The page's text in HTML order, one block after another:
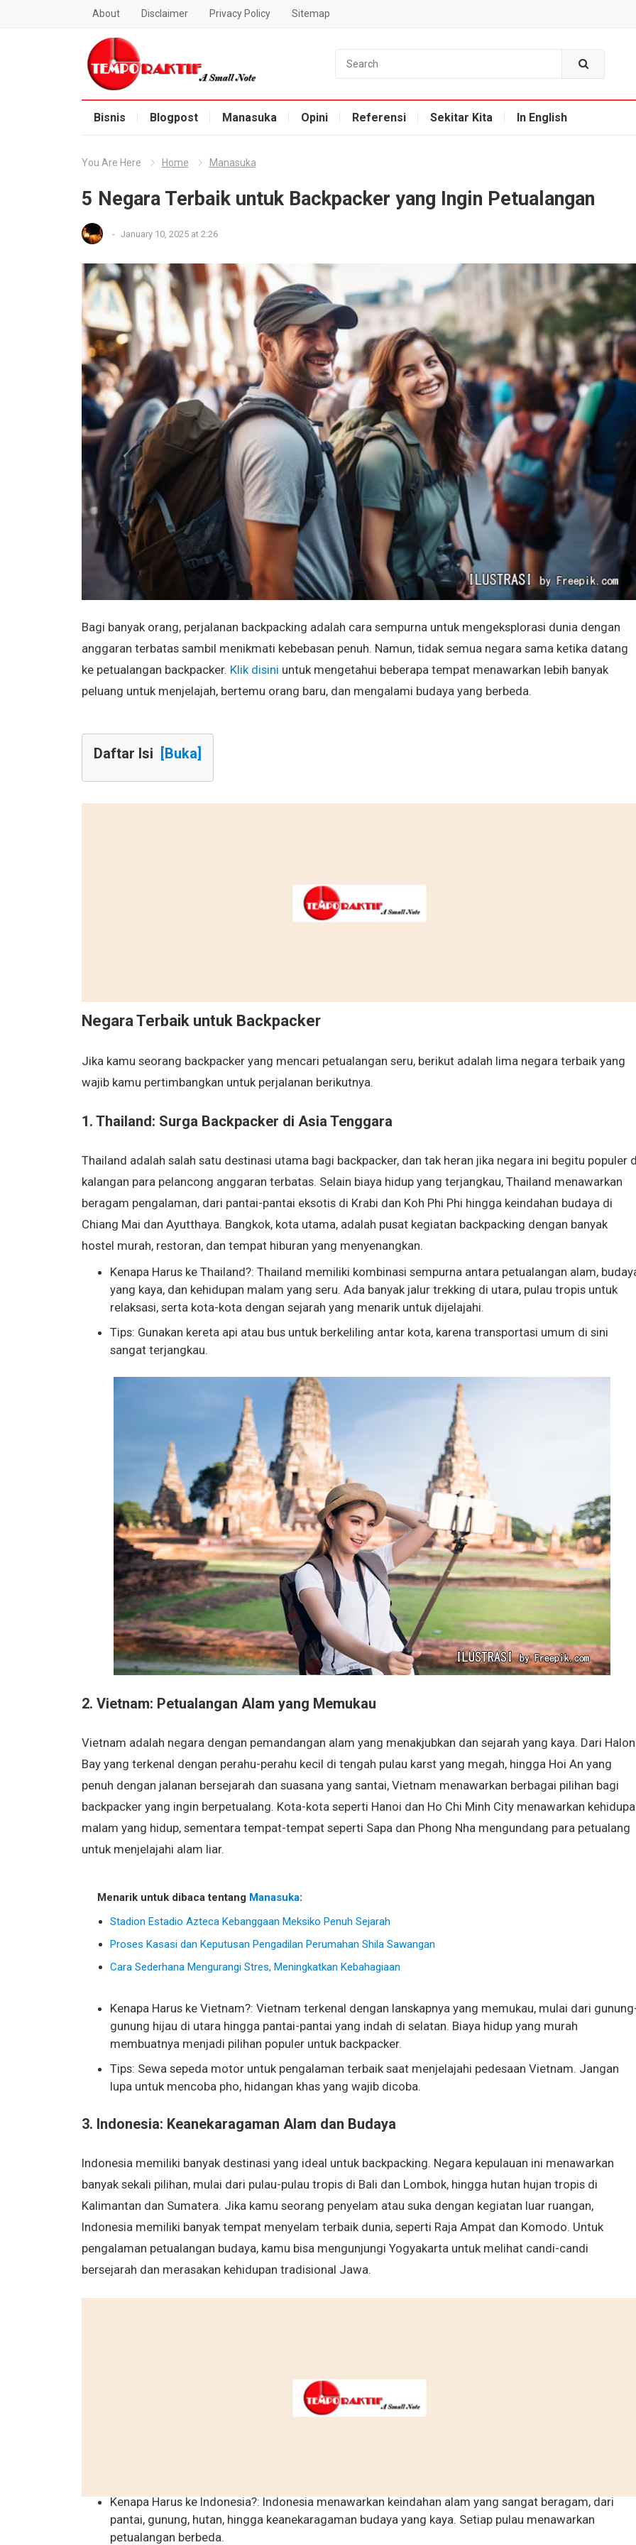
About Disclaimer Privacy Policy Sitemap
Blog Temporaktif
Bisnis
Blogpost Manasuka Opini Referensi Sekitar Kita In English
You Are Here Home Manasuka
5 Negara Terbaik untuk Backpacker yang Ingin Petualangan
- January 10, 2025 at 2:26
Bagi banyak orang, perjalanan backpacking adalah cara sempurna untuk mengeksplorasi dunia dengan
anggaran terbatas sambil menikmati kebebasan penuh. Namun, tidak semua negara sama ketika datang
ke petualangan backpacker. Klik disini untuk mengetahui beberapa tempat menawarkan lebih banyak
peluang untuk menjelajah, bertemu orang baru, dan mengalami budaya yang berbeda.
Daftar Isi [Buka]
Negara Terbaik untuk Backpacker
Jika kamu seorang backpacker yang mencari petualangan seru, berikut adalah lima negara terbaik yang
wajib kamu pertimbangkan untuk perjalanan berikutnya.
1. Thailand: Surga Backpacker di Asia Tenggara
Thailand adalah salah satu destinasi utama bagi backpacker, dan tak heran jika negara ini begitu populer
kalangan para pelancong anggaran terbatas. Selain biaya hidup yang terjangkau, Thailand menawarkan
beragam pengalaman, dari pantai-pantai eksotis di Krabi dan Koh Phi Phi hingga keindahan budaya di
Chiang Mai dan Ayutthaya. Bangkok, kota utama, adalah pusat kegiatan backpacking dengan banyak
hostel murah, restoran, dan tempat hiburan yang menyenangkan.
Kenapa Harus ke Thailand?: Thailand memiliki kombinasi sempurna antara petualangan alam,
yang kaya, dan kehidupan malam yang seru. Ada banyak jalur trekking di utara, pulau tropis untuk
relaksasi, serta kota-kota dengan sejarah yang menarik untuk dijelajahi.
Tips: Gunakan kereta api atau bus untuk berkeliling antar kota, karena transportasi umum di sini
sangat terjangkau.
2. Vietnam: Petualangan Alam yang Memukau
Vietnam adalah negara dengan pemandangan alam yang menakjubkan dan sejarah yang kaya. Dari
Bay yang terkenal dengan perahu-perahu kecil di tengah pulau karst yang megah, hingga Hoi An yang
penuh dengan jalanan bersejarah dan suasana yang santai, Vietnam menawarkan berbagai pilihan bagi
backpacker yang ingin berpetualang. Kota-kota seperti Hanoi dan Ho Chi Minh City menawarkan
malam yang hidup, sementara tempat-tempat seperti Sapa dan Phong Nha mengundang para petualang
untuk menjelajahi alam liar.
Menarik untuk dibaca tentang Manasuka:
Stadion Estadio Azteca Kebanggaan Meksiko Penuh Sejarah
Proses Kasasi dan Keputusan Pengadilan Perumahan Shila Sawangan
Cara Sederhana Mengurangi Stres, Meningkatkan Kebahagiaan
Kenapa Harus ke Vietnam?: Vietnam terkenal dengan lanskapnya yang memukau, mulai dari
gunung hijau di utara hingga pantai-pantai yang indah di selatan. Biaya hidup yang murah
membuatnya menjadi pilihan populer untuk backpacker.
Tips: Sewa sepeda motor untuk pengalaman terbaik saat menjelajahi pedesaan Vietnam. Jangan
lupa untuk mencoba pho, hidangan khas yang wajib dicoba.
3. Indonesia: Keanekaragaman Alam dan Budaya
Indonesia memiliki banyak destinasi yang ideal untuk backpacking. Negara kepulauan ini menawarkan
banyak sekali pilihan, mulai dari pulau-pulau tropis di Bali dan Lombok, hingga hutan hujan tropis di
Kalimantan dan Sumatera. Jika kamu seorang penyelam atau suka dengan kegiatan luar ruangan,
Indonesia memiliki banyak tempat menyelam terbaik dunia, seperti Raja Ampat dan Komodo. Untuk
pengalaman petualangan budaya, kamu bisa mengunjungi Yogyakarta untuk melihat candi-candi
bersejarah dan merasakan kehidupan tradisional Jawa.
Kenapa Harus ke Indonesia?: Indonesia menawarkan keindahan alam yang sangat beragam, dari
pantai, gunung, hutan, hingga keanekaragaman budaya yang kaya. Setiap pulau menawarkan
petualangan berbeda.